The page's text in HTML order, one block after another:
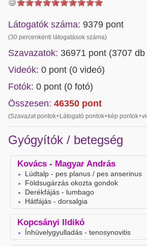
Látogatók száma: 9379 pont
(30 percenkénti látogatások száma)
Szavazatok: 36971 pont (3707 db
Videók: 0 pont (0 videó)
Fotók: 0 pont (0 fotó)
Összesen: 46350 pont
(Szavazat pontok+Látogató pontok+kép
Gyógyítók / betegség
Kovács - Magyar András
Lúdtalp - pes planus / pes anserinus
Földsugárzás okozta gondok
Derékfájás - lumbago
Hátfájás - dorsalgia
Kopcsányi Ildikó
Ínhüvelygyulladás - tenosynovitis